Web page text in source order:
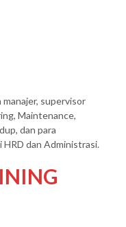
supervisor
Maintenance,
dan para
dan Administrasi.